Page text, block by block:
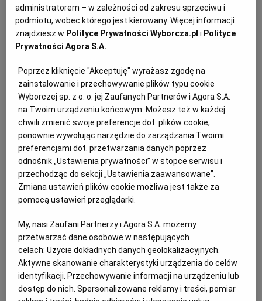
KRAKÓW
ŁÓDŹ
OLSZTYN
OPOLE
PŁOCK
POZNAŃ
RADOM
RYBNIK
SPORT.PL
KULTURALNYSKLEP.PL
DZIECKO
ZDROWIE
POGODA
PODRÓŻE
WIDEO
FORUM
Dla 6-8 osób
Przygotowanie: 50 minut
Pulpety z rybne z duszonymi pomidorami
i oliwkami – składniki:
2 ząbki czosnku
600-700 g całych pomidorów pelati w zalewie (z
puszki)
pęczek natki
po 15 czarnych i zielonych wydrylowanych oliwek
łyżka kaparów
4 łyżki oliwy
administratorem – w zależności od zakresu sprzeciwu i
podmiotu, wobec którego jest kierowany. Więcej informacji
znajdziesz w Polityce Prywatności Wyborcza.pl i Polityce
Prywatności Agora S.A.
Poprzez kliknięcie "Akceptuję" wyrażasz zgodę na
zainstalowanie i przechowywanie plików typu cookie
Wyborczej sp. z o. o. jej Zaufanych Partnerów i Agora S.A.
na Twoim urządzeniu końcowym. Możesz też w każdej
chwili zmienić swoje preferencje dot. plików cookie,
ponownie wywołując narzędzie do zarządzania Twoimi
preferencjami dot. przetwarzania danych poprzez
odnośnik „Ustawienia prywatności” w stopce serwisu i
przechodząc do sekcji „Ustawienia zaawansowane”.
Zmiana ustawień plików cookie możliwa jest także za
pomocą ustawień przeglądarki.
My, nasi Zaufani Partnerzy i Agora S.A. możemy
przetwarzać dane osobowe w następujących
celach:Użycie dokładnych danych geolokalizacyjnych.
Aktywne skanowanie charakterystyki urządzenia do celów
identyfikacji. Przechowywanie informacji na urządzeniu lub
dostęp do nich. Spersonalizowane reklamy i treści, pomiar